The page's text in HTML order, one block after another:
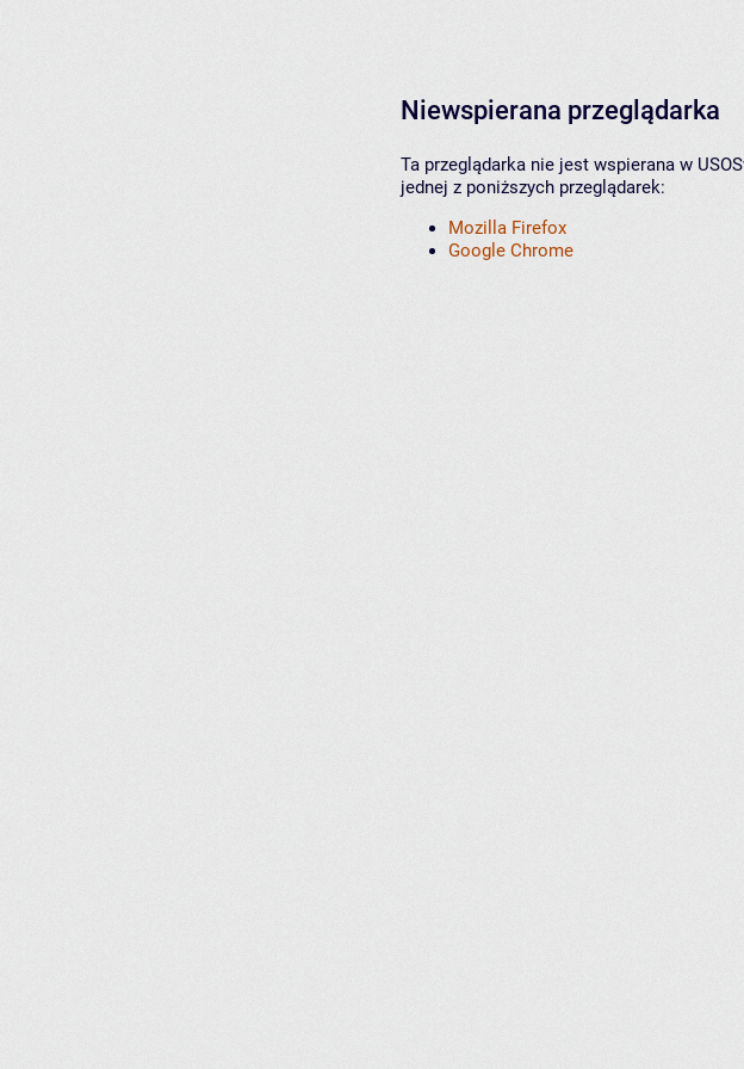
Niewspierana przeglądarka
Ta przeglądarka nie jest wspierana w
jednej z poniższych przeglądarek:
Mozilla Firefox
Google Chrome